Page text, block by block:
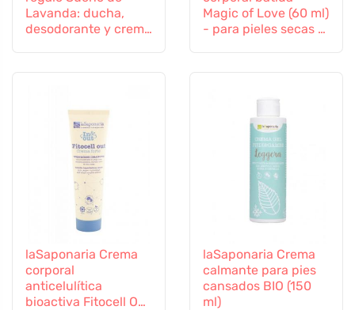
Lavanda: ducha,
desodorante y crema
Magic of Love (60 ml)
- para pieles secas y
laSaponaria Crema
corporal
anticelulítica
bioactiva Fitocell Out
laSaponaria Crema
calmante para pies
cansados BIO (150
ml)